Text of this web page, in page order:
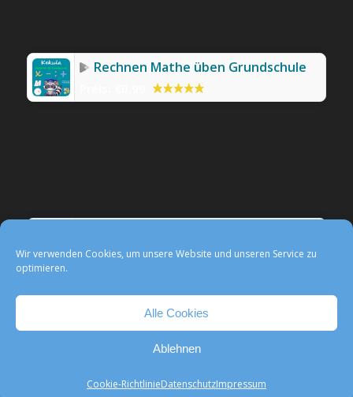
Wir verwenden Cookies, um unsere Website und unseren Service zu
optimieren.
Alle Cookies
Ablehnen
Cookie-RichtlinieDatenschutzImpressum
Rechnen Mathe üben Grundschule
Preis:0,99 €
Impressum Datenschutz Media- und Presse
Cookie-Richtlinie (EU)